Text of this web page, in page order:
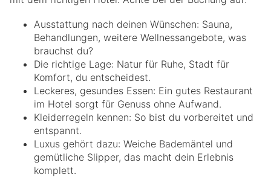
Ausstattung nach deinen Wünschen: Sauna,
Behandlungen, weitere Wellnessangebote, was
brauchst du?
Die richtige Lage: Natur für Ruhe, Stadt für
Komfort, du entscheidest.
Leckeres, gesundes Essen: Ein gutes Restaurant
im Hotel sorgt für Genuss ohne Aufwand.
Kleiderregeln kennen: So bist du vorbereitet und
entspannt.
Luxus gehört dazu: Weiche Bademäntel und
gemütliche Slipper, das macht dein Erlebnis
komplett.